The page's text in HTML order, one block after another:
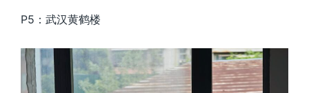
P5：武汉黄鹤楼